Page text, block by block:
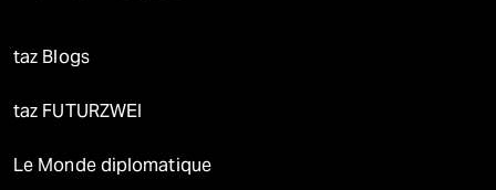
taz Blogs
taz FUTURZWEI
Le Monde diplomatique